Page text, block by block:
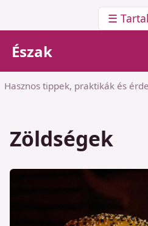
☰
Észak
Hasznos tippek, praktikák és
Zöldségek